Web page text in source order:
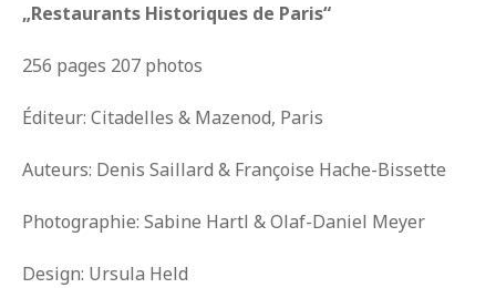
„Restaurants Historiques de Paris“
256 pages 207 photos
Éditeur: Citadelles & Mazenod, Paris
Auteurs: Denis Saillard & Françoise Hache-Bissette
Photographie: Sabine Hartl & Olaf-Daniel Meyer
Design: Ursula Held